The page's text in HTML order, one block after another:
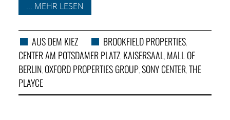
... MEHR LESEN
AUS DEM KIEZ BROOKFIELD PROPERTIES,
CENTER AM POTSDAMER PLATZ, KAISERSAAL , MALL OF
BERLIN, OXFORD PROPERTIES GROUP,SONY CENTER,THE
PLAYCE